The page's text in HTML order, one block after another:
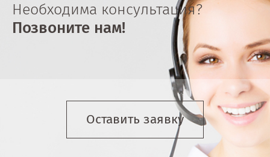
Необходима консультация?
Позвоните нам!
Оставить заявку